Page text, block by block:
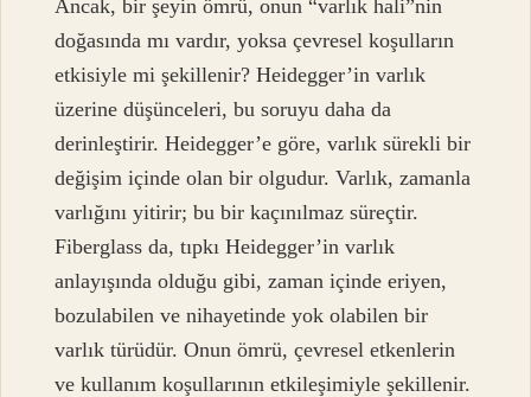
Ancak, bir şeyin ömrü, onun “varlık hali”nin
doğasında mı vardır, yoksa çevresel koşulların
etkisiyle mi şekillenir? Heidegger’in varlık
üzerine düşünceleri, bu soruyu daha da
derinleştirir. Heidegger’e göre, varlık sürekli bir
değişim içinde olan bir olgudur. Varlık, zamanla
varlığını yitirir; bu bir kaçınılmaz süreçtir.
Fiberglass da, tıpkı Heidegger’in varlık
anlayışında olduğu gibi, zaman içinde eriyen,
bozulabilen ve nihayetinde yok olabilen bir
varlık türüdür. Onun ömrü, çevresel etkenlerin
ve kullanım koşullarının etkileşimiyle şekillenir.